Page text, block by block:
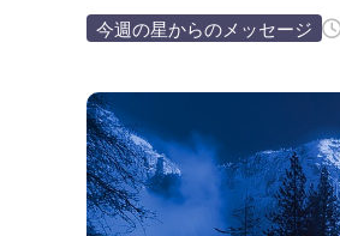
今週の星からのメッセージ